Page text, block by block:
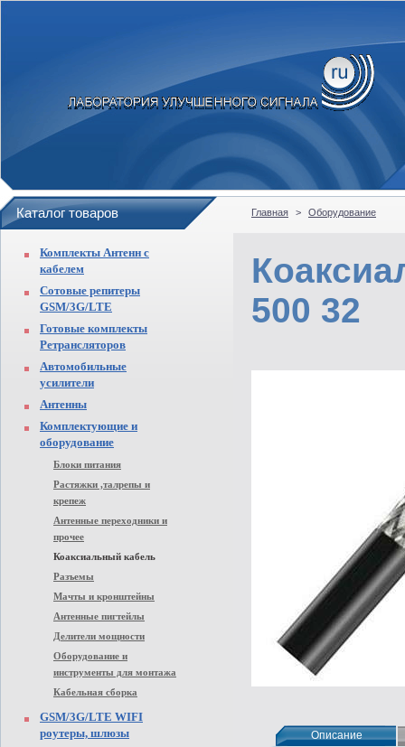
Каталог товаров
Комплекты Антенн с
кабелем
Сотовые репитеры
GSM/3G/LTE
Готовые комплекты
Ретрансляторов
Автомобильные
усилители
Антенны
Комплектующие и
оборудование
Блоки питания
Растяжки ,талрепы и
крепеж
Антенные переходники и
прочее
Коаксиальный кабель
Разъемы
Мачты и кронштейны
Антенные пигтейлы
Делители мощности
Оборудование и
инструменты для монтажа
Кабельная сборка
GSM/3G/LTE WIFI
роутеры, шлюзы
Главная > Оборудование
500 32
Описание
Описание